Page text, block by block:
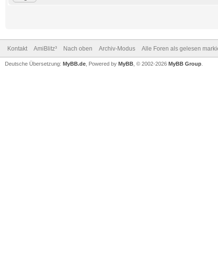
Kontakt AmiBlitz³ Nach oben Archiv-Modus Alle Foren als gelesen
Deutsche Übersetzung: MyBB.de , Powered by MyBB , © 2002-2026 MyBB Group